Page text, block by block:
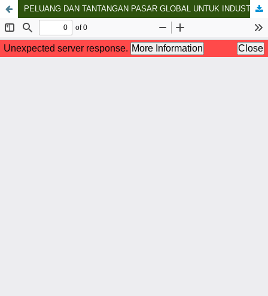
PELUANG DAN TANTANGAN PASAR GLOBAL UNTUK INDUSTRI KOSMETIK DAN FARMASI HALAL